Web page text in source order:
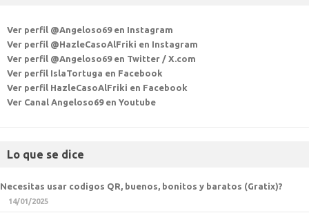
Ver perfil @Angeloso69 en Instagram
Ver perfil @HazleCasoAlFriki en Instagram
Ver perfil @Angeloso69 en Twitter / X.com
Ver perfil IslaTortuga en Facebook
Ver perfil HazleCasoAlFriki en Facebook
Ver Canal Angeloso69 en Youtube
Lo que se dice
Necesitas usar codigos QR, buenos, bonitos y baratos (Gratix)?
14/01/2025